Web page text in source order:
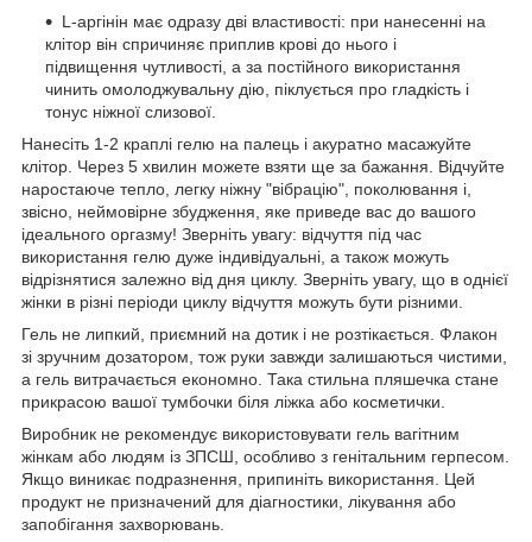
L-аргінін має одразу дві властивості: при нанесенні на
клітор він спричиняє приплив крові до нього і
підвищення чутливості, а за постійного використання
чинить омолоджувальну дію, піклується про гладкість і
тонус ніжної слизової.
Нанесіть 1-2 краплі гелю на палець і акуратно масажуйте
клітор. Через 5 хвилин можете взяти ще за бажання. Відчуйте
наростаюче тепло, легку ніжну "вібрацію", поколювання і,
звісно, неймовірне збудження, яке приведе вас до вашого
ідеального оргазму! Зверніть увагу: відчуття під час
використання гелю дуже індивідуальні, а також можуть
відрізнятися залежно від дня циклу. Зверніть увагу, що в однієї
жінки в різні періоди циклу відчуття можуть бути різними.
Гель не липкий, приємний на дотик і не розтікається. Флакон
зі зручним дозатором, тож руки завжди залишаються чистими,
а гель витрачається економно. Така стильна пляшечка стане
прикрасою вашої тумбочки біля ліжка або косметички.
Виробник не рекомендує використовувати гель вагітним
жінкам або людям із ЗПСШ, особливо з генітальним герпесом.
Якщо виникає подразнення, припиніть використання. Цей
продукт не призначений для діагностики, лікування або
запобігання захворювань.